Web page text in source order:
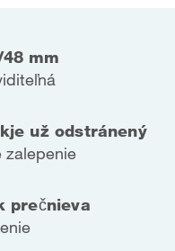
mm
je už odstránený
zalepenie
prečnieva